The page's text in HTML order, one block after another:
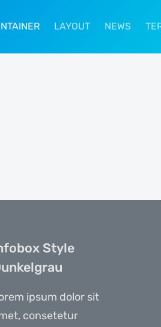
LAYOUT NEWS
Style
ipsum dolor sit
consetetur